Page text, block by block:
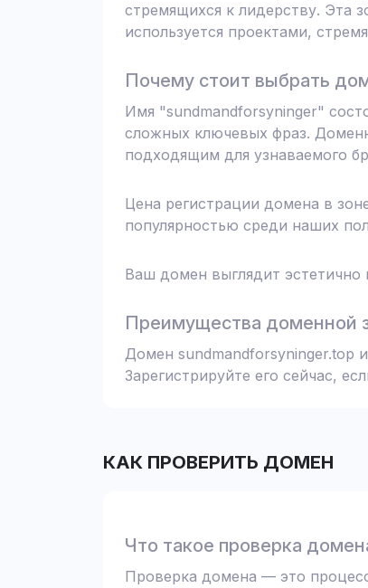
стремящихся к лидерству. Эта
используется проектами,
Почему стоит выбрать
Имя "sundmandforsyninger"
сложных ключевых фраз.
подходящим для узнаваемого
Цена регистрации домена в
популярностью среди наших
Ваш домен выглядит эстетично
Преимущества доменной
Домен sundmandforsyninger.top
Зарегистрируйте его сейчас,
КАК ПРОВЕРИТЬ ДОМЕН
Что такое проверка
Проверка домена — это